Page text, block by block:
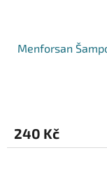
Menforsan
240 Kč